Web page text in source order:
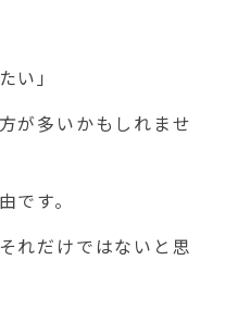
い」
が多いかもしれませ
です。
れだけではないと思